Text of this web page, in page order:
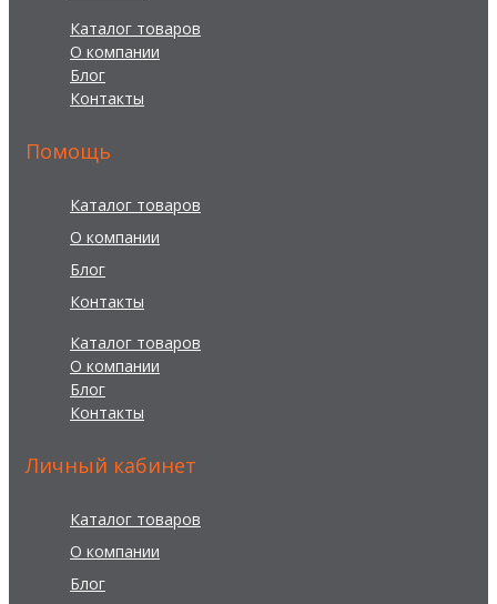
Каталог товаров
О компании
Блог
Контакты
Помощь
Каталог товаров
О компании
Блог
Контакты
Каталог товаров
О компании
Блог
Контакты
Личный кабинет
Каталог товаров
О компании
Блог